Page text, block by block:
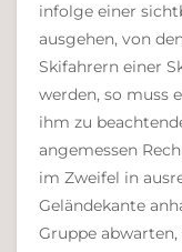
infolge einer
ausgehen, von
Skifahrern einer
werden, so muss
ihm zu
angemessen
im Zweifel in
Geländekante
Gruppe